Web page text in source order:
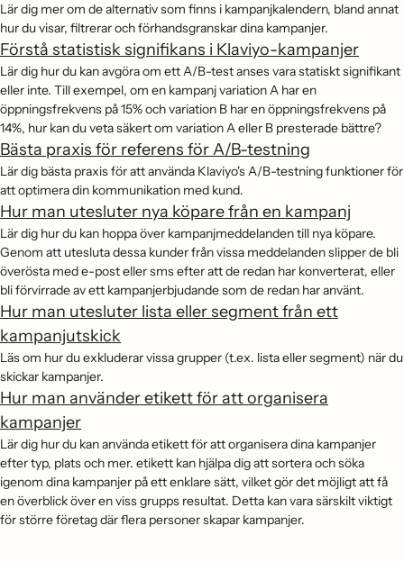
Lär dig mer om de alternativ som finns i kampanjkalendern, bland annat
hur du visar, filtrerar och förhandsgranskar dina kampanjer.
Förstå statistisk signifikans i Klaviyo-kampanjer
Lär dig hur du kan avgöra om ett A/B-test anses vara statiskt signifikant
eller inte. Till exempel, om en kampanj variation A har en
öppningsfrekvens på 15% och variation B har en öppningsfrekvens på
14%, hur kan du veta säkert om variation A eller B presterade bättre?
Bästa praxis för referens för A/B-testning
Lär dig bästa praxis för att använda Klaviyo's A/B-testning funktioner för
att optimera din kommunikation med kund.
Hur man utesluter nya köpare från en kampanj
Lär dig hur du kan hoppa över kampanjmeddelanden till nya köpare.
Genom att utesluta dessa kunder från vissa meddelanden slipper de bli
överösta med e-post eller sms efter att de redan har konverterat, eller
bli förvirrade av ett kampanjerbjudande som de redan har använt.
Hur man utesluter lista eller segment från ett
kampanjutskick
Läs om hur du exkluderar vissa grupper (t.ex. lista eller segment) när du
skickar kampanjer.
Hur man använder etikett för att organisera
kampanjer
Lär dig hur du kan använda etikett för att organisera dina kampanjer
efter typ, plats och mer. etikett kan hjälpa dig att sortera och söka
igenom dina kampanjer på ett enklare sätt, vilket gör det möjligt att få
en överblick över en viss grupps resultat. Detta kan vara särskilt viktigt
för större företag där flera personer skapar kampanjer.